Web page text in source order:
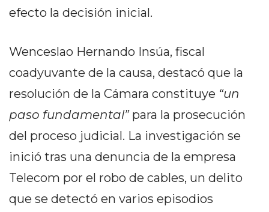
SE TE PIERDA NINGUNO
AYUDA
Y
CONDICIONES
POLÍTICAS
PRIVACIDAD
MAPA
efecto la decisión inicial.
Wenceslao Hernando Insúa, fiscal
coadyuvante de la causa, destacó que la
resolución de la Cámara constituye “un
paso fundamental”para la prosecución
del proceso judicial. La investigación se
inició tras una denuncia de la empresa
Telecom por el robo de cables, un delito
que se detectó en varios episodios